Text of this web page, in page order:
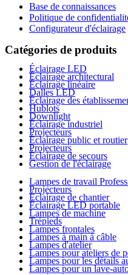
Base de connaissances
Politique de
Configurateur d'éclairage
Catégories de produits
Éclairage LED
Éclairage architectural
Éclairage linéaire
Dalles LED
Éclairage des
Hublots
Downlight
Éclairage industriel
Projecteurs
Éclairage public et routier
Projecteurs
Éclairage de secours
Gestion de l'éclairage
Lampes de travail
Projecteurs
Éclairage de chantier
Éclairage LED portable
Lampes de machine
Trépieds
Lampes frontales
Lampes à main à câble
Lampes d'atelier
Lampes pour ateliers de
Lampes pour les détails
Lampes pour un lave-